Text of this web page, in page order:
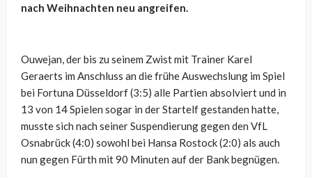
nach Weihnachten neu angreifen.
Ouwejan, der bis zu seinem Zwist mit Trainer Karel
Geraerts im Anschluss an die frühe Auswechslung im Spiel
bei Fortuna Düsseldorf (3:5) alle Partien absolviert und in
13 von 14 Spielen sogar in der Startelf gestanden hatte,
musste sich nach seiner Suspendierung gegen den VfL
Osnabrück (4:0) sowohl bei Hansa Rostock (2:0) als auch
nun gegen Fürth mit 90 Minuten auf der Bank begnügen.